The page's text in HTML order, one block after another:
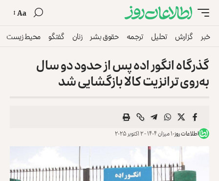
Aa
خبر گزارش تحلیل ترجمه حقوق بشر زنان گفتگو محیط زیست
گذرگاه انگور اده پس از حدود دو سال
به‌روی ترانزیت کالا بازگشایی شد
اطلاعات روز۱۰ میزان ۱۴۰۴ - ۲ اکتوبر ۲۰۲۵